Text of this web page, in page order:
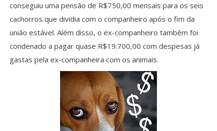
conseguiu uma pensão de R$750,00 mensais para os seis
cachorros que dividia com o companheiro após o fim da
união estável. Além disso, o ex-companheiro também foi
condenado a pagar quase R$19.700,00 com despesas já
gastas pela ex-companheira com os animais.